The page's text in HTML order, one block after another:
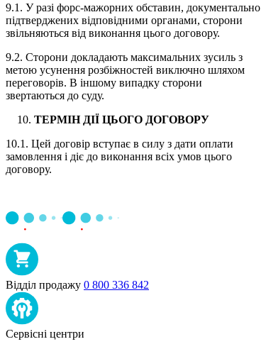
9.1. У разі форс-мажорних обставин, документально
підтверджених відповідними органами, сторони
звільняються від виконання цього договору.
9.2. Сторони докладають максимальних зусиль з
метою усунення розбіжностей виключно шляхом
переговорів. В іншому випадку сторони
звертаються до суду.
ТЕРМІН ДІЇ ЦЬОГО ДОГОВОРУ
10.1. Цей договір вступає в силу з дати оплати
замовлення і діє до виконання всіх умов цього
договору.
Відділ продажу 0 800 336 842
Сервісні центри